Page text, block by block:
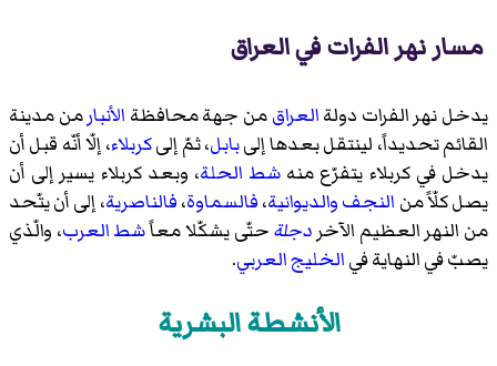
مسار نهر الفرات في العراق
يدخل نهر الفرات دولةالعراقمن جهة محافظة الأنبارمن مدينة
القائم تحديداً، لينتقل بعدها إلىبابل، ثمّ إلىكربلاء، إلّا أنّه قبل أن
يدخل في كربلاء يتفرّع منه شط الحلة، وبعد كربلاء يسير إلى أن
يصل كلّاً من النجفوالديوانية،فالسماوة،فالناصرية، إلى أن يتّحد
من النهر العظيم الآخردجلةحتّى يشكّلا معاًشط العرب، والّذي
يصبّ في النهاية فيالخليج العربي.
الأنشطة البشرية